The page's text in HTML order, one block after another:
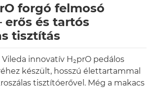
forgó felmosó
és tartós
tisztítás
innovatív H₂prO pedálos
készült, hosszú élettartammal
tisztítóerővel. Még a makacs